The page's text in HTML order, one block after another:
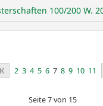
100/200 W.
2 3 4 5 6 7 8 9 10 11
Seite 7 von 15